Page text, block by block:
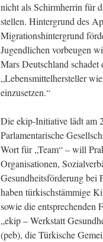
nicht als Schirmherrin für
stellen. Hintergrund des
Migrationshintergrund
Jugendlichen vorbeugen
Mars Deutschland
„Lebensmittelhersteller
einzusetzen.“
Die ekip-Initiative lädt am
Parlamentarische
Wort für „Team“ – will
Organisationen,
Gesundheitsförderung bei
haben türkischstämmige
sowie die entsprechenden
„ekip – Werkstatt
(peb), die Türkische